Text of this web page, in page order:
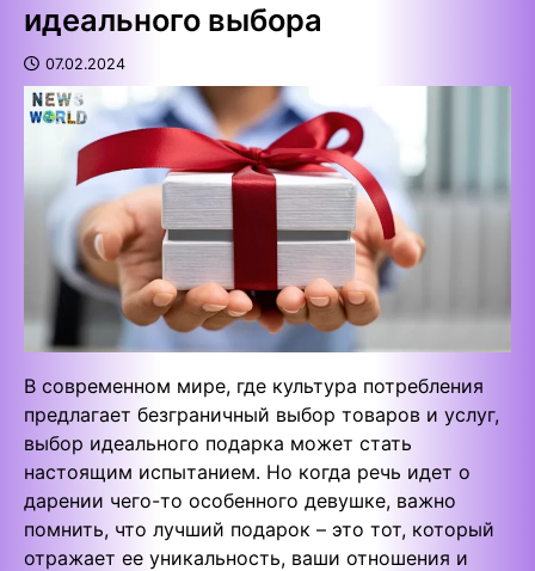
идеального выбора
07.02.2024
В современном мире, где культура потребления
предлагает безграничный выбор товаров и услуг,
выбор идеального подарка может стать
настоящим испытанием. Но когда речь идет о
дарении чего-то особенного девушке, важно
помнить, что лучший подарок – это тот, который
отражает ее уникальность, ваши отношения и